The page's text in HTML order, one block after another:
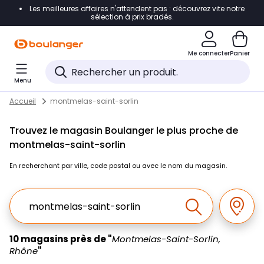
Accéder directement à la navigation
Accéder directement au pied de page
Accéder directement au chatbot
Les meilleures affaires n'attendent pas : découvrez vite notre
sélection à prix bradés.
Me connecterPanier
Menu
Skip to content
Return to Nav
Accueil montmelas-saint-sorlin
Trouvez le magasin Boulanger le plus proche de
montmelas-saint-sorlin
En recherchant par ville, code postal ou avec le nom du magasin.
Ville, Region, Code postal ou Ville & Pays
Effectuer la
10 magasins près de "Montmelas-Saint-Sorlin,
Rhône"